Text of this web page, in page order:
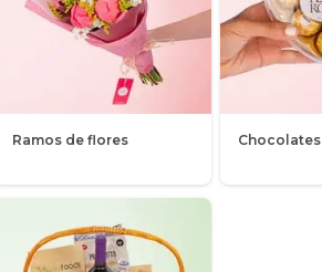
Ramos de flores Chocolates